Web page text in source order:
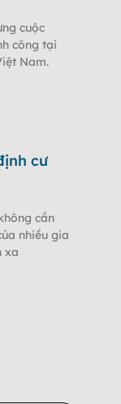
cuộc
công tại
Nam.
cư
cần
nhiều gia
xa